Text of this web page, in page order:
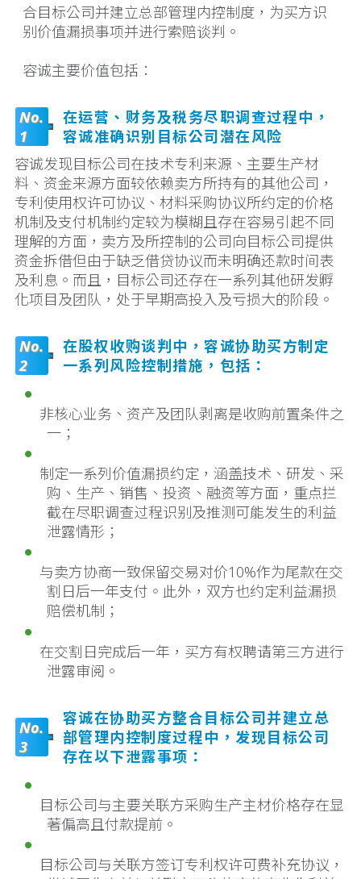
合目标公司并建立总部管理内控制度，为买方识
别价值漏损事项并进行索赔谈判。
容诚主要价值包括：
No.
1
在运营、财务及税务尽职调查过程中，
容诚准确识别目标公司潜在风险
容诚发现目标公司在技术专利来源、主要生产材
料、资金来源方面较依赖卖方所持有的其他公司，
专利使用权许可协议、材料采购协议所约定的价格
机制及支付机制约定较为模糊且存在容易引起不同
理解的方面，卖方及所控制的公司向目标公司提供
资金拆借但由于缺乏借贷协议而未明确还款时间表
及利息。而且，目标公司还存在一系列其他研发孵
化项目及团队，处于早期高投入及亏损大的阶段。
No.
2
在股权收购谈判中，容诚协助买方制定
一系列风险控制措施，包括：
非核心业务、资产及团队剥离是收购前置条件之
一；
制定一系列价值漏损约定，涵盖技术、研发、采
购、生产、销售、投资、融资等方面，重点拦
截在尽职调查过程识别及推测可能发生的利益
泄露情形；
与卖方协商一致保留交易对价10%作为尾款在交
割日后一年支付。此外，双方也约定利益漏损
赔偿机制；
在交割日完成后一年，买方有权聘请第三方进行
泄露审阅。
No.
3
容诚在协助买方整合目标公司并建立总
部管理内控制度过程中，发现目标公司
存在以下泄露事项：
目标公司与主要关联方采购生产主材价格存在显
著偏高且付款提前。
目标公司与关联方签订专利权许可费补充协议，